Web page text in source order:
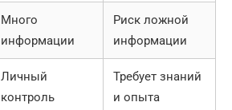
Много
информации
Риск ложной
информации
Личный
контроль
Требует знаний
и опыта